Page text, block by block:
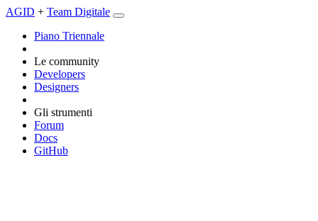
AGID + Team Digitale
Piano Triennale
Le community
Developers
Designers
Gli strumenti
Forum
Docs
GitHub